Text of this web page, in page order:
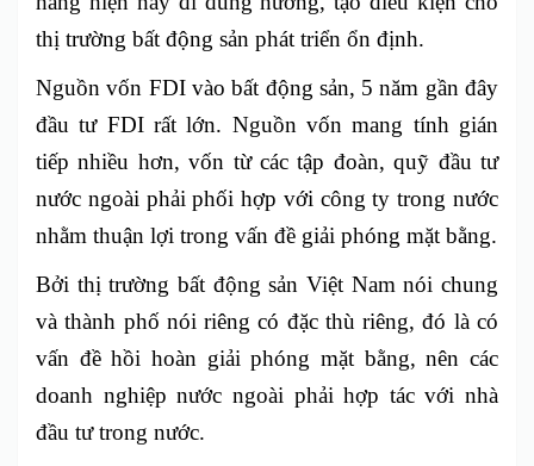
thị trường bất động sản phát triển ổn định.
Nguồn vốn FDI vào bất động sản, 5 năm gần đây
đầu tư FDI rất lớn. Nguồn vốn mang tính gián
tiếp nhiều hơn, vốn từ các tập đoàn, quỹ đầu tư
nước ngoài phải phối hợp với công ty trong nước
nhằm thuận lợi trong vấn đề giải phóng mặt bằng.
Bởi thị trường bất động sản Việt Nam nói chung
và thành phố nói riêng có đặc thù riêng, đó là có
vấn đề hồi hoàn giải phóng mặt bằng, nên các
doanh nghiệp nước ngoài phải hợp tác với nhà
đầu tư trong nước.